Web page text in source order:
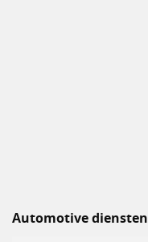
Automotive diensten